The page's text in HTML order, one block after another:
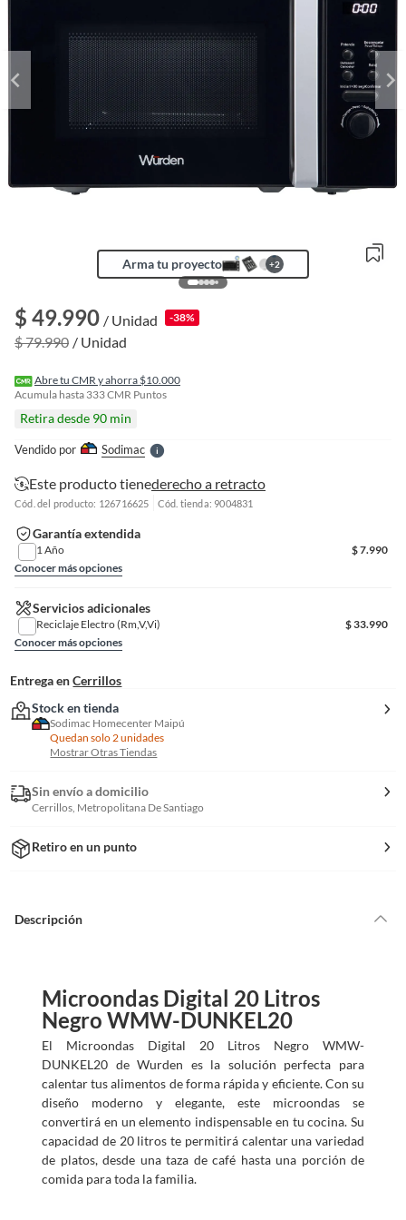
Arma tu proyecto +2
$ 49.990 / Unidad -38%
$ 79.990 / Unidad
Abre tu CMR y ahorra $10.000
Acumula hasta 333CMR Puntos
Retira desde 90 min
Vendido por SodimacS
e
r
o
Este producto tienederecho a retracto
Cód. del producto: 126716625 Cód. tienda: 9004831
Garantía extendida
1 Año $7.990
Conocer más opciones
Servicios adicionales
Reciclaje Electro (Rm,V,Vi) $33.990
Conocer más opciones
Entrega en Cerrillos
Stock en tienda
Sodimac Homecenter Maipú
Quedan solo 2 unidades
Mostrar Otras Tiendas
Sin envío a domicilio
Cerrillos, Metropolitana De Santiago
Retiro en un punto
Descripción
Microondas Digital 20 Litros
Negro WMW-DUNKEL20
El Microondas Digital 20 Litros Negro WMW-
DUNKEL20 de Wurden es la solución perfecta para
calentar tus alimentos de forma rápida y eficiente. Con su
diseño moderno y elegante, este microondas se
convertirá en un elemento indispensable en tu cocina. Su
capacidad de 20 litros te permitirá calentar una variedad
de platos, desde una taza de café hasta una porción de
comida para toda la familia.